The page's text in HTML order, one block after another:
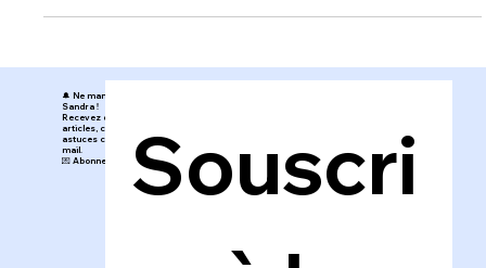
🔔 Ne manquez rien de l’Atelier de
Sandra !
Recevez directement mes nouveaux
articles, conseils, inspirations et
astuces créatives dans votre boîte
Souscri
maison.